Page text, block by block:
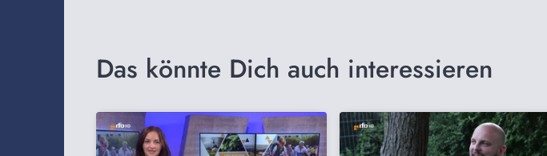
Das könnte Dich auch interessieren